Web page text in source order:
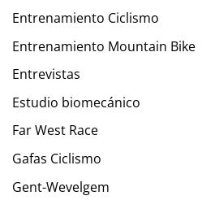
Entrenamiento Ciclismo
Entrenamiento Mountain Bike
Entrevistas
Estudio biomecánico
Far West Race
Gafas Ciclismo
Gent-Wevelgem